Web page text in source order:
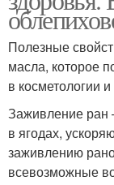
Полезные
масла, которое
в косметологии
Заживление ран
в ягодах,
заживлению
всевозможные